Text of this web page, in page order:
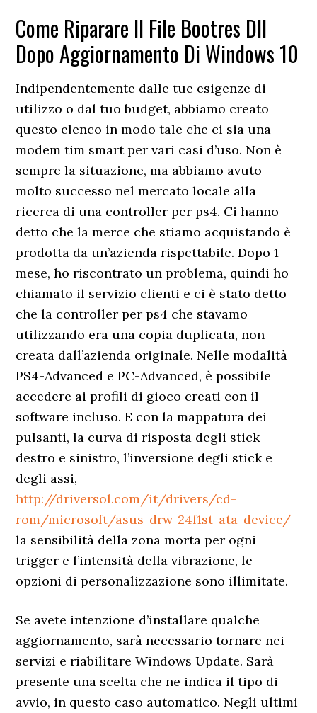
Come Riparare Il File Bootres Dll
Dopo Aggiornamento Di Windows 10
Indipendentemente dalle tue esigenze di
utilizzo o dal tuo budget, abbiamo creato
questo elenco in modo tale che ci sia una
modem tim smart per vari casi d’uso. Non è
sempre la situazione, ma abbiamo avuto
molto successo nel mercato locale alla
ricerca di una controller per ps4. Ci hanno
detto che la merce che stiamo acquistando è
prodotta da un’azienda rispettabile. Dopo 1
mese, ho riscontrato un problema, quindi ho
chiamato il servizio clienti e ci è stato detto
che la controller per ps4 che stavamo
utilizzando era una copia duplicata, non
creata dall’azienda originale. Nelle modalità
PS4-Advanced e PC-Advanced, è possibile
accedere ai profili di gioco creati con il
software incluso. E con la mappatura dei
pulsanti, la curva di risposta degli stick
destro e sinistro, l’inversione degli stick e
degli assi,
http://driversol.com/it/drivers/cd-
rom/microsoft/asus-drw-24f1st-ata-device/
la sensibilità della zona morta per ogni
trigger e l’intensità della vibrazione, le
opzioni di personalizzazione sono illimitate.
Se avete intenzione d’installare qualche
aggiornamento, sarà necessario tornare nei
servizi e riabilitare Windows Update. Sarà
presente una scelta che ne indica il tipo di
avvio, in questo caso automatico. Negli ultimi